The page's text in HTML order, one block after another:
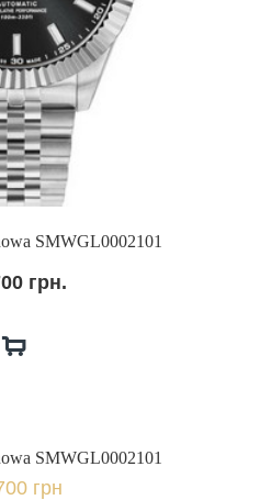
SMWGL0002101
грн.
SMWGL0002101
грн